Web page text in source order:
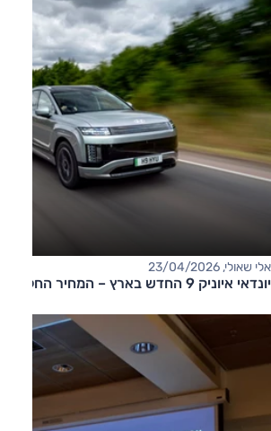
אלי שאולי, 23/04/2026
יונדאי איוניק 9 החדש בארץ – המחיר החל מ-355,000 שקלים